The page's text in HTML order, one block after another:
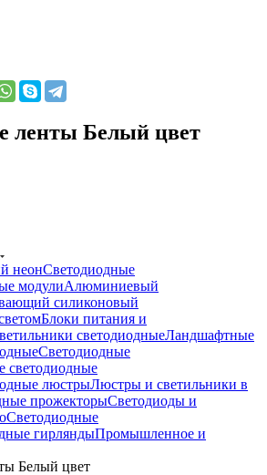
ленты Белый цвет
неонСветодиодные
модулиАлюминиевый
силиконовый
Блоки питания и
светодиодныеЛандшафтные
Светодиодные
светодиодные
люстрыЛюстры и светильники в
прожекторыСветодиоды и
Светодиодные
гирляндыПромышленное и
Белый цвет